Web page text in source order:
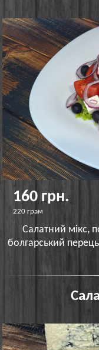
160 грн.
220 грам
Салатний мікс,
болгарський